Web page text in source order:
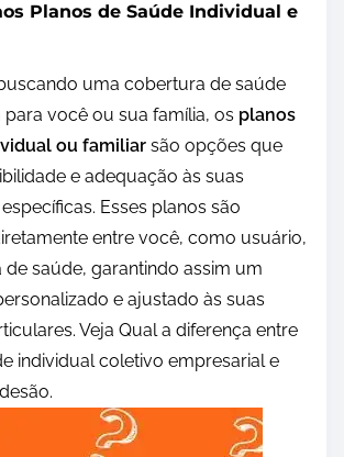
Planos de Saúde Individual e
uma cobertura de saúde
para você ou sua família, os planos
ou familiar são opções que
e adequação às suas
Esses planos são
entre você, como usuário,
saúde, garantindo assim um
e ajustado às suas
Veja Qual a diferença entre
individual coletivo empresarial e